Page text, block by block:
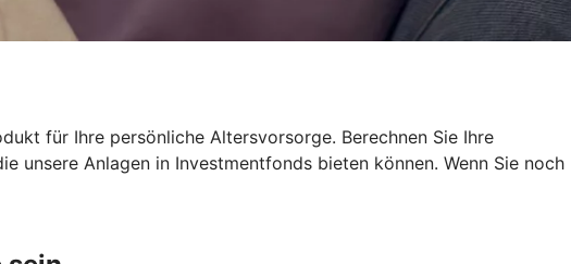
für Ihre persönliche Altersvorsorge. Berechnen Sie Ihre
unsere Anlagen in Investmentfonds bieten können. Wenn Sie noch